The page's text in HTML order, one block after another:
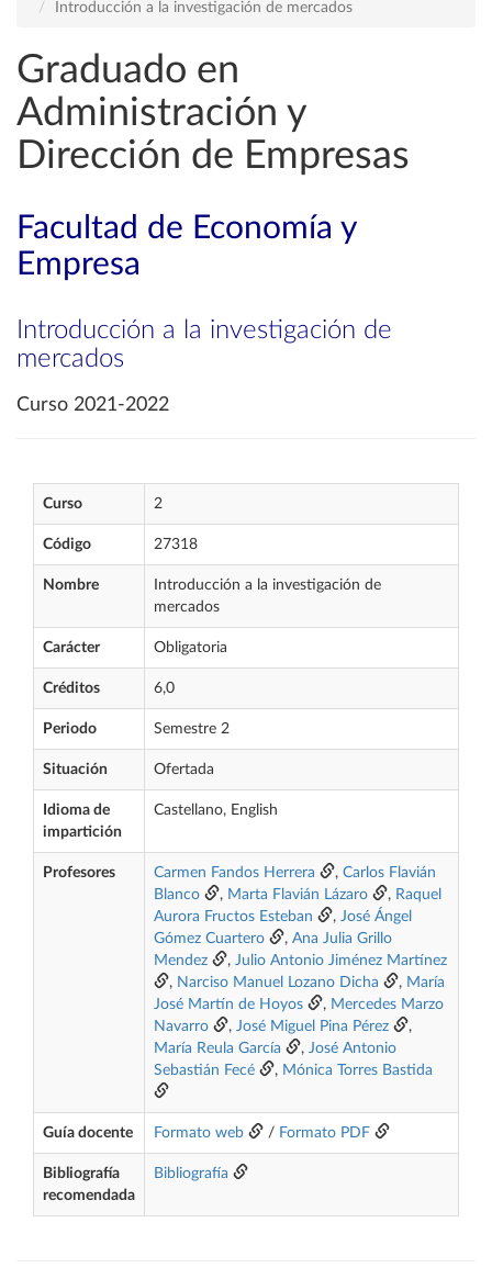
Introducción a la investigación de mercados
Graduado en
Administración y
Dirección de Empresas
Facultad de Economía y
Empresa
Introducción a la investigación de
mercados
Curso 2021-2022
Curso 2
Código 27318
Nombre
Introducción a la investigación de
mercados
Carácter Obligatoria
Créditos 6,0
Periodo Semestre 2
Situación Ofertada
Idioma de
impartición
Castellano, English
Profesores Carmen Fandos Herrera , Carlos Flavián
Blanco
, Marta Flavián Lázaro , Raquel
Aurora Fructos Esteban
, José Ángel
Gómez Cuartero
, Ana Julia Grillo
Mendez
, Julio Antonio Jiménez Martínez
, Narciso Manuel Lozano Dicha , María
José Martín de Hoyos
, Mercedes Marzo
Navarro
, José Miguel Pina Pérez
,
María Reula García
, José Antonio
Sebastián Fecé
, Mónica Torres Bastida
Guía docente Formato web / Formato PDF
Bibliografía
recomendada
Bibliografía